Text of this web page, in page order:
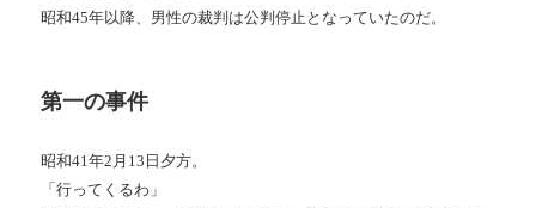
昭和45年以降、男性の裁判は公判停止となっていたのだ。
第一の事件
昭和41年2月13日夕方。
「行ってくるわ」